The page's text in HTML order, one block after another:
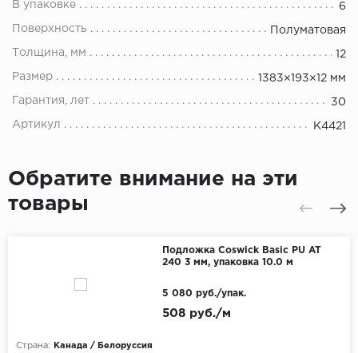
В упаковке 6
Поверхность Полуматовая
Толщина, мм 12
Размер 1383×193×12 мм
Гарантия, лет 30
Артикул K4421
Обратите внимание на эти
товары
Подложка Coswick Basic PU AT
240 3 мм, упаковка 10.0 м
Страна:
Канада / Белоруссия
508 руб./м
5 080 руб./упак.